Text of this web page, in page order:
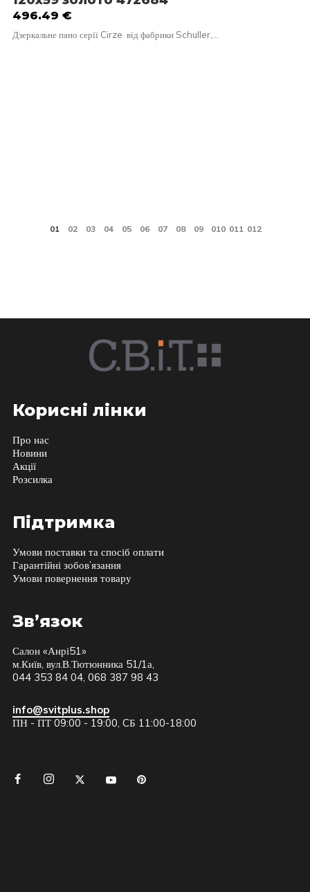
496.49 €
Дзеркальне пано серії Cirze від фабрики Schuller,…
Корисні лінки
Про нас
Новини
Акції
Розсилка
Підтримка
Умови поставки та спосіб оплати
Гарантійні зобов’язання
Умови повернення товару
Зв’язок
Салон «Анрі51»
м.Київ, вул.В.Тютюнника 51/1а,
044 353 84 04, 068 387 98 43
info@svitplus.shop
ПН - ПТ 09:00 - 19:00, CБ 11:00-18:00